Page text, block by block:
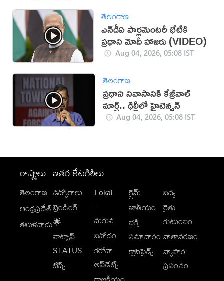
తెలంగాణ
ఎన్‌డీఏ పార్లమెంటరీ భేటీకి
ప్రధాని మోదీ హాజరు (VIDEO)
Aug 04, 2026, 05:08 IST
తెలంగాణ
ప్రధాని నివాసానికి కేజ్రీవాల్
మార్చ్‌.. ఢిల్లీలో హైటెన్షన్
Aug 04, 2026, 05:08 IST
రాష్ట్రాలు
తెలంగాణ
ఆంధ్రప్రదేశ్
తమిళనాడు
ఇతర కేటగిరీలు
ఉద్యోగాలు
ట్రెండింగ్
🌟
వాట్సాప్
STATUS
టిప్స్
Lokal
-
మగువ
వినోదం
కరోనా
అప్‌డేట్స్
క్రైమ్
జాతీయం
భక్తి
సమాచారం
క్లాసిఫైడ్స్
విద్య
రైతు
కుటుంబం
వాతావరణం
వ్యాపార
ప్రపంచం